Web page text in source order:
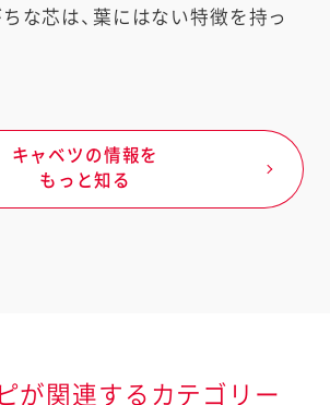
な芯は、葉にはない特徴を持っ
キャベツの情報を
もっと知る
が関連するカテゴリー